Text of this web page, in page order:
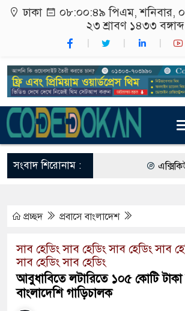
ঢাকা ০৮:০০:৫০ পিএম, শনিবার,
২৩ শ্রাবণ ১৪৩৩ বঙ্গাব্দ
সংবাদ শিরোনাম :
বাংলাদেশের
প্রচ্ছদ প্রবাসে বাংলাদেশ
সাব হেডিং সাব হেডিং সাব হেডিং সাব
সাব হেডিং সাব হেডিং
আবুধাবিতে লটারিতে ১০৫ কোটি
বাংলাদেশি গাড়িচালক